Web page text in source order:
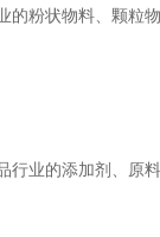
的粉状物料、颗粒
行业的添加剂、原